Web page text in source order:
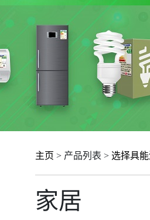
主页 > 产品列表 > 选择具
家居